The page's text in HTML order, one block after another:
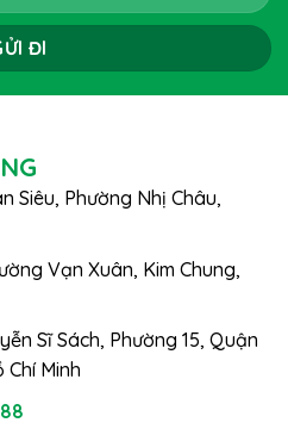
Siêu, Phường Nhị Châu,
Vạn Xuân, Kim Chung,
Sĩ Sách, Phường 15, Quận
Chí Minh